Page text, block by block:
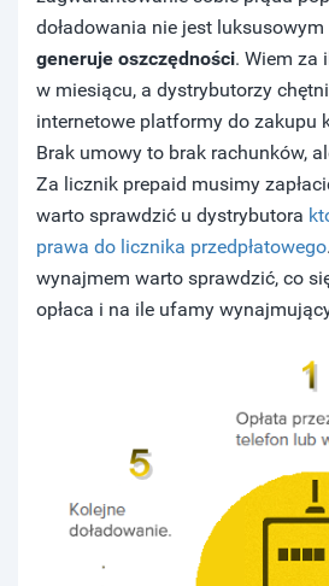
doładowania nie jest
generuje oszczędności. Wiem za
w miesiącu, a dystrybutorzy
internetowe platformy do zakupu
Brak umowy to brak rachunków,
Za licznik prepaid musimy
warto sprawdzić u dystrybutora
prawa do licznika przedpłatowego
wynajmem warto sprawdzić, co
opłaca i na ile ufamy